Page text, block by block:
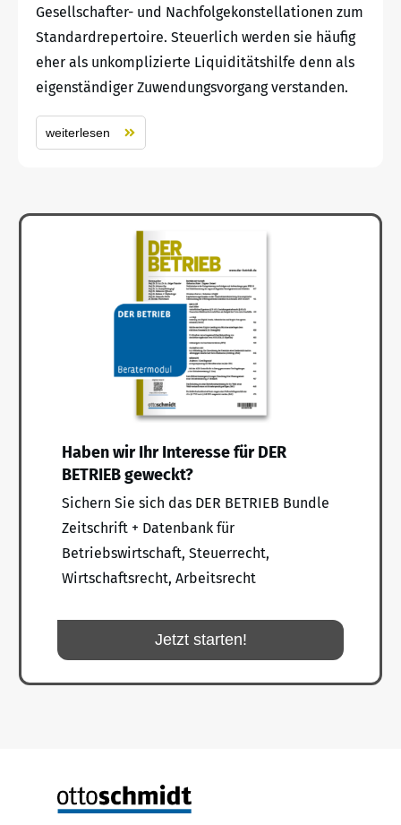
Gesellschafter- und Nachfolgekonstellationen zum
Standardrepertoire. Steuerlich werden sie häufig
eher als unkomplizierte Liquiditätshilfe denn als
eigenständiger Zuwendungsvorgang verstanden.
weiterlesen
Haben wir Ihr Interesse für DER
BETRIEB geweckt?
Sichern Sie sich das DER BETRIEB Bundle
Zeitschrift + Datenbank für
Betriebswirtschaft, Steuerrecht,
Wirtschaftsrecht, Arbeitsrecht
Jetzt starten!